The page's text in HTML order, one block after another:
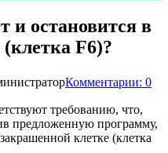
и остановится в
F6)?
Комментарии: 0
требованию, что,
предложенную программу,
клетке (клетка